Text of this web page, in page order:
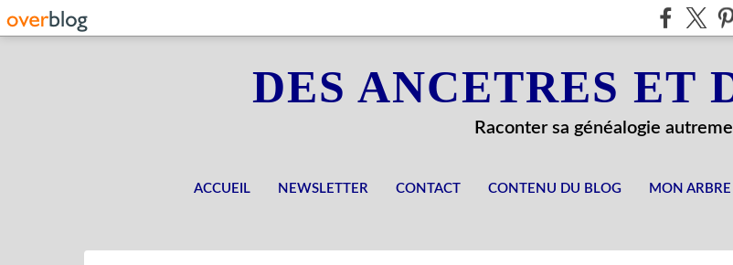
DES ANCETRES ET
Raconter sa généalogie
ACCUEIL NEWSLETTER CONTACT CONTENU DU BLOG MON